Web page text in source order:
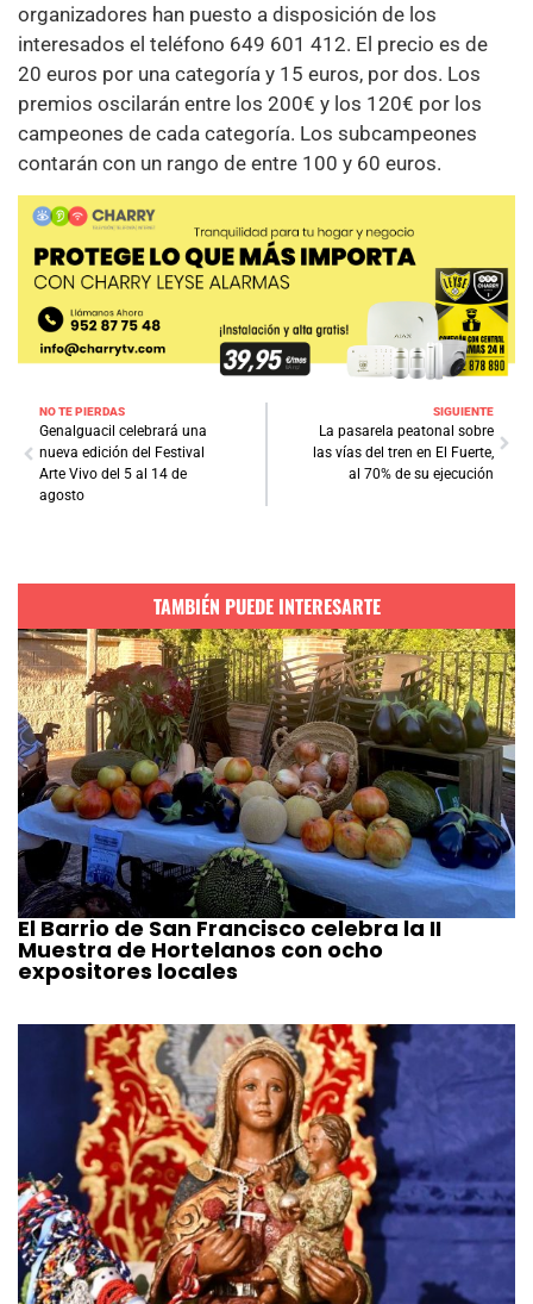
organizadores han puesto a disposición de los
interesados el teléfono 649 601 412. El precio es de
20 euros por una categoría y 15 euros, por dos. Los
premios oscilarán entre los 200€ y los 120€ por los
campeones de cada categoría. Los subcampeones
contarán con un rango de entre 100 y 60 euros.
NO TE PIERDAS
Genalguacil celebrará una
nueva edición del Festival
Arte Vivo del 5 al 14 de
agosto
SIGUIENTE
La pasarela peatonal sobre
las vías del tren en El Fuerte,
al 70% de su ejecución
TAMBIÉN PUEDE INTERESARTE
El Barrio de San Francisco celebra la II
Muestra de Hortelanos con ocho
expositores locales